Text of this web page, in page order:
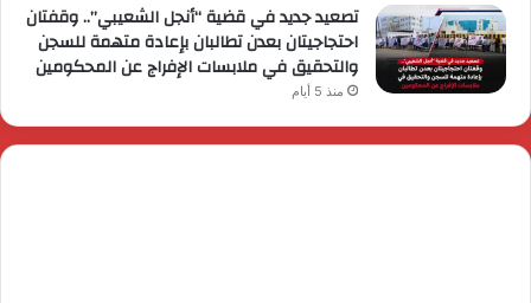
تصعيد جديد في قضية “أنجل الشعيبي”.. وقفتان
احتجاجيتان بعدن تطالبان بإعادة متهمة للسجن
والتحقيق في ملابسات الإفراج عن المحكومين
منذ 5 أيام